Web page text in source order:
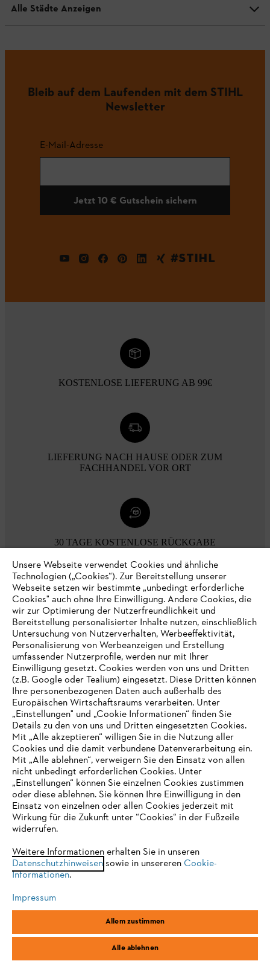
Alle Städte Anzeigen
Bleib auf dem Laufenden mit dem STIHL
Newsletter
E-Mail-Adresse
Jetzt 10 € Gutschein sichern
#STIHL
KOSTENLOSE LIEFERUNG AB 99€
LIEFERUNG NACH HAUSE ODER ZUM
FACHHANDEL VOR ORT
30 TAGE KOSTENLOSE RÜCKGABE
Zahlungsmöglichkeiten
Unternehmen
Online Shop
Service
Allgemeine Geschäftsbedingungen
Impressum Cookies Rechtliche Informationen
STIHL Vertriebszentrale AG & Co. KG, D-64807 Dieburg
IHR BROWSER WIRD NICHT
UNTERSTÜTZT
eine optimale Nutzung unserer Seite empfehlen wir Ihnen, zu
einem der folgenden Browser zu wechseln:
Firefox Chrome
Unsere Webseite verwendet Cookies und ähnliche
Technologien („Cookies“). Zur Bereitstellung unserer
Webseite setzen wir bestimmte „unbedingt erforderliche
Cookies" auch ohne Ihre Einwilligung. Andere Cookies, die
wir zur Optimierung der Nutzerfreundlichkeit und
Bereitstellung personalisierter Inhalte nutzen, einschließlich
Untersuchung von Nutzerverhalten, Werbeeffektivität,
Personalisierung von Werbeanzeigen und Erstellung
umfassender Nutzerprofile, werden nur mit Ihrer
Einwilligung gesetzt. Cookies werden von uns und Dritten
(z.B. Google oder Tealium) eingesetzt. Diese Dritten können
Ihre personenbezogenen Daten auch außerhalb des
Europäischen Wirtschaftsraums verarbeiten. Unter
„Einstellungen" und „Cookie Informationen“ finden Sie
Details zu den von uns und Dritten eingesetzten Cookies.
Mit „Alle akzeptieren“ willigen Sie in die Nutzung aller
Cookies und die damit verbundene Datenverarbeitung ein.
Mit „Alle ablehnen“, verweigern Sie den Einsatz von allen
nicht unbedingt erforderlichen Cookies. Unter
„Einstellungen“ können Sie einzelnen Cookies zustimmen
oder diese ablehnen. Sie können Ihre Einwilligung in den
Einsatz von einzelnen oder allen Cookies jederzeit mit
Wirkung für die Zukunft unter “Cookies“ in der Fußzeile
widerrufen.
Weitere Informationen erhalten Sie in unseren
Datenschutzhinweisensowie in unsereren Cookie-
Informationen.
Impressum
Allem zustimmen
Alle ablehnen